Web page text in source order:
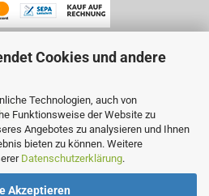
Cookies und andere
Technologien, auch von
Funktionsweise der Website zu
Angebotes zu analysieren und Ihnen
bieten zu können. Weitere
Datenschutzerklärung.
Akzeptieren